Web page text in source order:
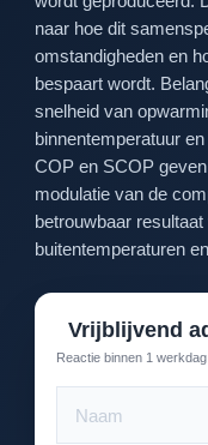
naar hoe dit
omstandigheden en
bespaart wordt.
snelheid van
binnentemperatuur
COP en SCOP
modulatie van de
betrouwbaar
buitentemperaturen
Vrijblijvend
Reactie binnen 1 werkdag